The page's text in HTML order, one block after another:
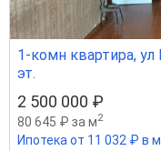
1-комн квартира,
эт.
2 500 000 ₽
80 645 ₽ за м2
Ипотека от 11 032 ₽ в